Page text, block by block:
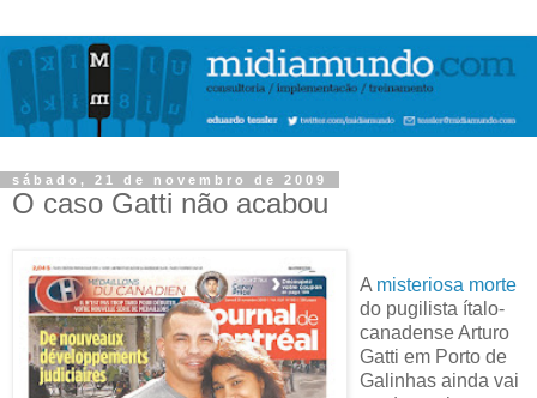
sábado, 21 de novembro de 2009
O caso Gatti não acabou
A misteriosa morte
do pugilista ítalo-
canadense Arturo
Gatti em Porto de
Galinhas ainda vai